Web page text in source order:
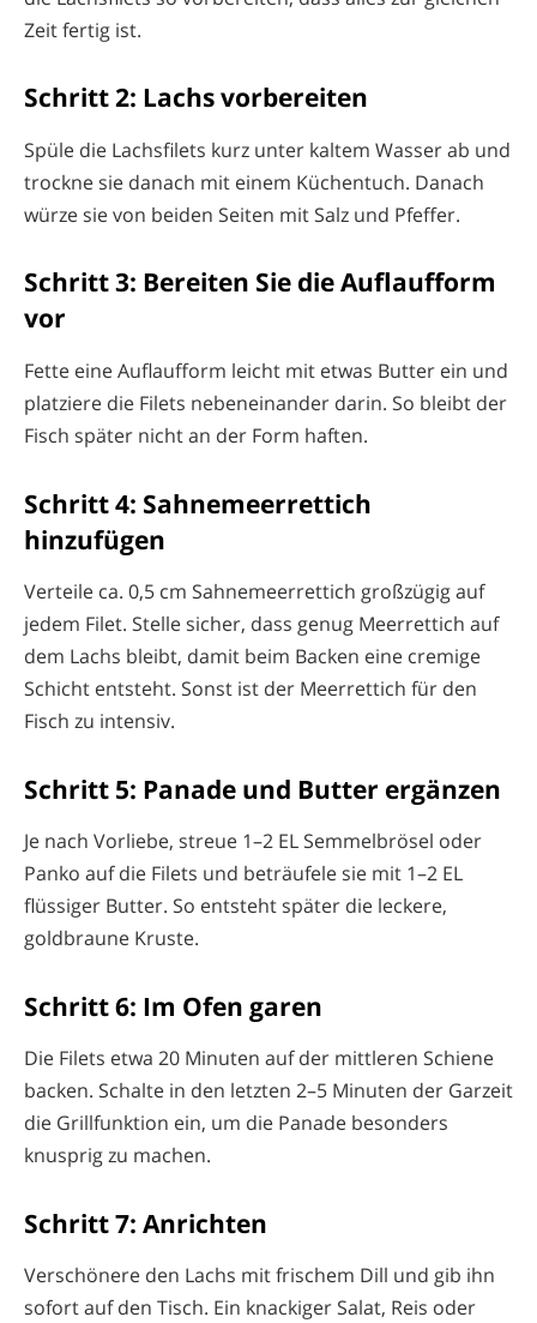
Zeit fertig ist.
Schritt 2: Lachs vorbereiten
Spüle die Lachsfilets kurz unter kaltem Wasser ab und
trockne sie danach mit einem Küchentuch. Danach
würze sie von beiden Seiten mit Salz und Pfeffer.
Schritt 3: Bereiten Sie die Auflaufform
vor
Fette eine Auflaufform leicht mit etwas Butter ein und
platziere die Filets nebeneinander darin. So bleibt der
Fisch später nicht an der Form haften.
Schritt 4: Sahnemeerrettich
hinzufügen
Verteile ca. 0,5 cm Sahnemeerrettich großzügig auf
jedem Filet. Stelle sicher, dass genug Meerrettich auf
dem Lachs bleibt, damit beim Backen eine cremige
Schicht entsteht. Sonst ist der Meerrettich für den
Fisch zu intensiv.
Schritt 5: Panade und Butter ergänzen
Je nach Vorliebe, streue 1–2 EL Semmelbrösel oder
Panko auf die Filets und beträufele sie mit 1–2 EL
flüssiger Butter. So entsteht später die leckere,
goldbraune Kruste.
Schritt 6: Im Ofen garen
Die Filets etwa 20 Minuten auf der mittleren Schiene
backen. Schalte in den letzten 2–5 Minuten der Garzeit
die Grillfunktion ein, um die Panade besonders
knusprig zu machen.
Schritt 7: Anrichten
Verschönere den Lachs mit frischem Dill und gib ihn
sofort auf den Tisch. Ein knackiger Salat, Reis oder